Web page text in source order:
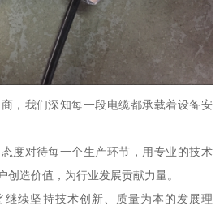
，我们深知每一段电缆都承载着设备安
度对待每一个生产环节，用专业的技术
创造价值，为行业发展贡献力量。
继续坚持技术创新、质量为本的发展理